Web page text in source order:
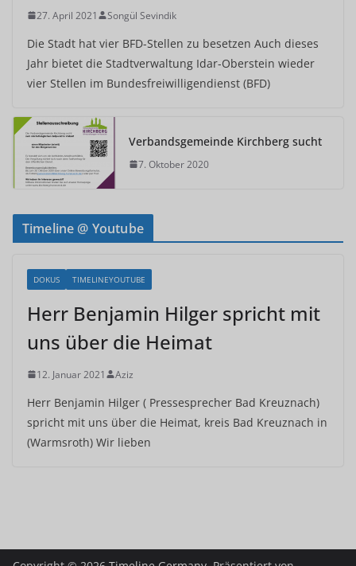
27. April 2021 Songül Sevindik
Die Stadt hat vier BFD-Stellen zu besetzen Auch dieses
Jahr bietet die Stadtverwaltung Idar-Oberstein wieder
vier Stellen im Bundesfreiwilligendienst (BFD)
Verbandsgemeinde Kirchberg sucht
7. Oktober 2020
Timeline @ Youtube
DOKUS TIMELINEYOUTUBE
Herr Benjamin Hilger spricht mit
uns über die Heimat
12. Januar 2021 Aziz
Herr Benjamin Hilger ( Pressesprecher Bad Kreuznach)
spricht mit uns über die Heimat, kreis Bad Kreuznach in
(Warmsroth) Wir lieben